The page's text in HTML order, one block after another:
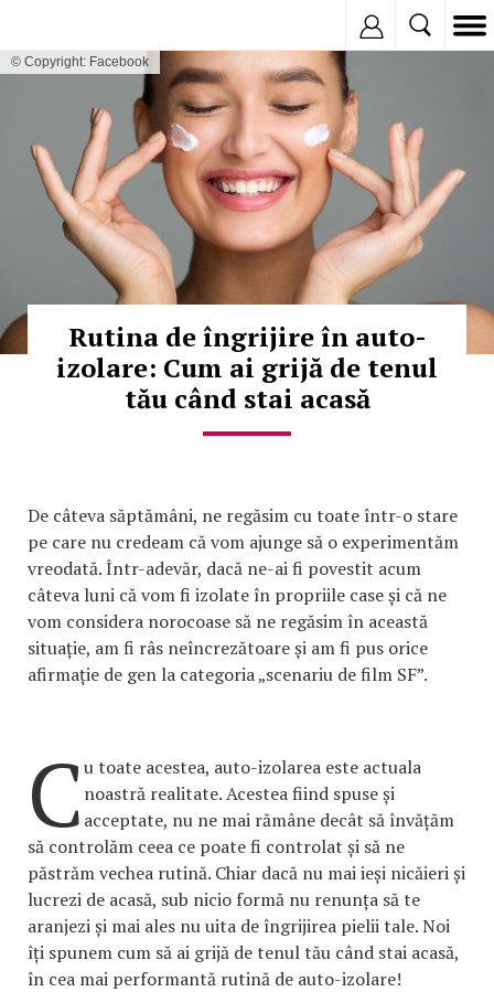
© Copyright: Facebook
Rutina de îngrijire în auto-
izolare: Cum ai grijă de tenul
tău când stai acasă
De câteva săptămâni, ne regăsim cu toate într-o stare
pe care nu credeam că vom ajunge să o experimentăm
vreodată. Într-adevăr, dacă ne-ai fi povestit acum
câteva luni că vom fi izolate în propriile case și că ne
vom considera norocoase să ne regăsim în această
situație, am fi râs neîncrezătoare și am fi pus orice
afirmație de gen la categoria „scenariu de film SF”.
Cu toate acestea, auto-izolarea este actuala
noastră realitate. Acestea fiind spuse și
acceptate, nu ne mai rămâne decât să învățăm
să controlăm ceea ce poate fi controlat și să ne
păstrăm vechea rutină. Chiar dacă nu mai ieși nicăieri și
lucrezi de acasă, sub nicio formă nu renunța să te
aranjezi și mai ales nu uita de îngrijirea pielii tale. Noi
îți spunem cum să ai grijă de tenul tău când stai acasă,
în cea mai performantă rutină de auto-izolare!